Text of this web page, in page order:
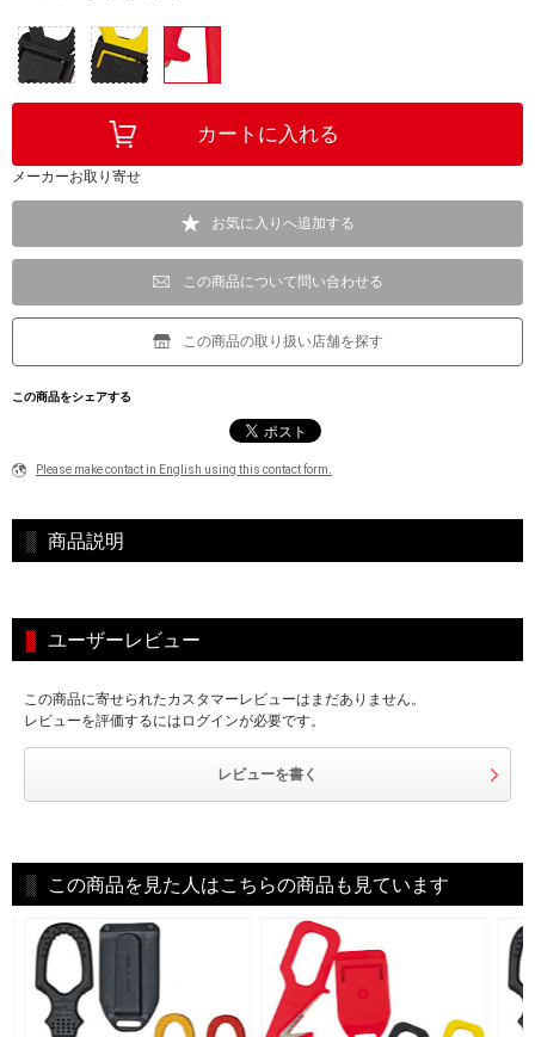
メーカーお取り寄せ
お気に入りへ追加する
この商品について問い合わせる
この商品の取り扱い店舗を探す
この商品をシェアする
Please make contact in English using this contact form.
商品説明
ユーザーレビュー
この商品に寄せられたカスタマーレビューはまだありません。
レビューを評価するにはログインが必要です。
レビューを書く
この商品を見た人はこちらの商品も見ています